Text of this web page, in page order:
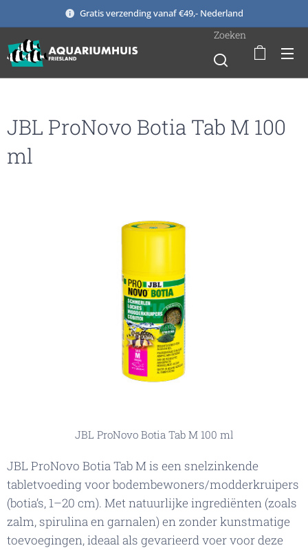
Gratis verzending vanaf €49,- Nederland
Zoeken
JBL ProNovo Botia Tab M 100
ml
JBL ProNovo Botia Tab M 100 ml
JBL ProNovo Botia Tab M is een snelzinkende
tabletvoeding voor bodembewoners/modderkruipers
(botia’s, 1–20 cm). Met natuurlijke ingrediënten (zoals
zalm, spirulina en garnalen) en zonder kunstmatige
toevoegingen, ideaal als gevarieerd voer voor deze